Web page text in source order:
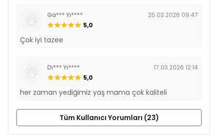
Ga*** Yı****
25.03.2026 09:47
5,0
Çok iyi tazee
Di*** Yı****
17.03.2026 12:14
5,0
her zaman yediğimiz yaş mama çok kaliteli
Tüm Kullanıcı Yorumları (23)